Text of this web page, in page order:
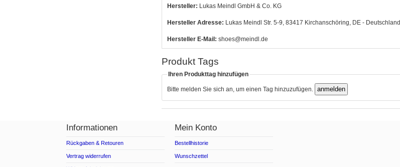
Hersteller: Lukas Meindl GmbH & Co. KG
Hersteller Adresse: Lukas Meindl Str. 5-9, 83417 Kirchanschöring, DE - Deutschland
Hersteller E-Mail: shoes@meindl.de
Produkt Tags
Ihren Produkttag hinzufügen
Bitte melden Sie sich an, um einen Tag hinzuzufügen.
Informationen
Rückgaben & Retouren
Vertrag widerrufen
Mein Konto
Bestellhistorie
Wunschzettel